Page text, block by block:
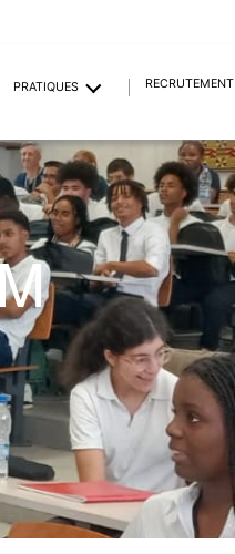
PRATIQUES RECRUTEMENT